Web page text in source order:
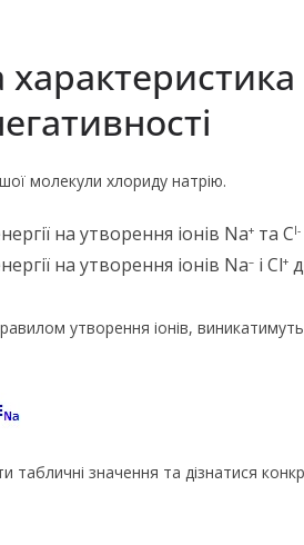
характеристика
молекули хлориду натрію.
на утворення іонів Na+ та Cl-
на утворення іонів Na– і Cl+
утворення іонів,
табличні значення та дізнатися